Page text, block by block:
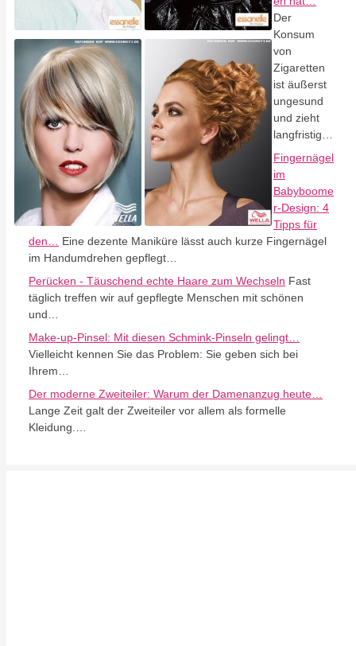
Der
Konsum
von
Zigaretten
ist äußerst
ungesund
und zieht
langfristig…
Fingernägel
im
Babyboome
r-Design: 4
Tipps für
den…
Eine dezente Maniküre lässt auch kurze Fingernägel
im Handumdrehen gepflegt…
Perücken - Täuschend echte Haare zum Wechseln Fast
täglich treffen wir auf gepflegte Menschen mit schönen
und…
Make-up-Pinsel: Mit diesen Schmink-Pinseln gelingt…
Vielleicht kennen Sie das Problem: Sie geben sich bei
Ihrem…
Der moderne Zweiteiler: Warum der Damenanzug heute…
Lange Zeit galt der Zweiteiler vor allem als formelle
Kleidung.…